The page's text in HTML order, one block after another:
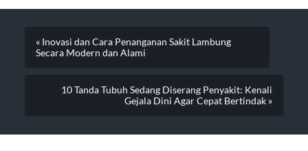
« Inovasi dan Cara Penanganan Sakit Lambung
Secara Modern dan Alami
10 Tanda Tubuh Sedang Diserang Penyakit: Kenali
Gejala Dini Agar Cepat Bertindak »